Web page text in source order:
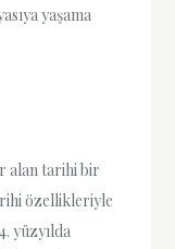
yaşama
alan tarihi bir
özellikleriyle
yüzyılda